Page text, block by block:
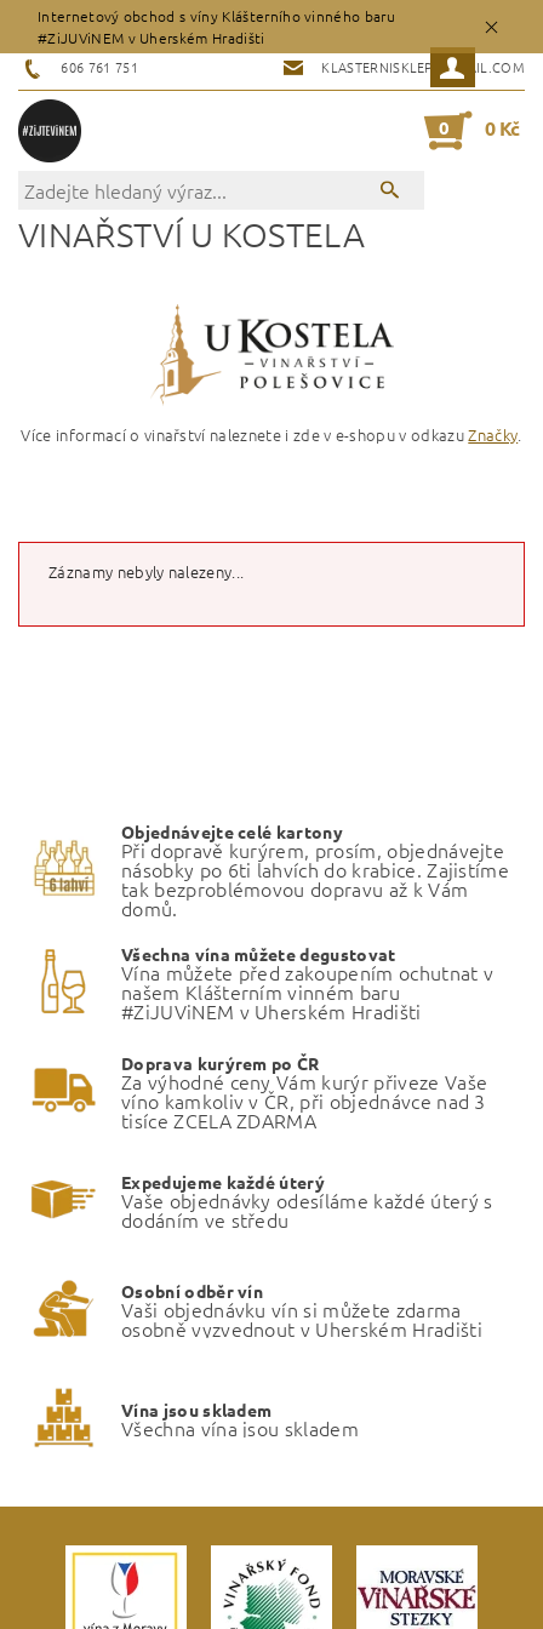
Internetový obchod s víny Klášterního vinného baru
#ZiJUViNEM v Uherském Hradišti
606 761 751
KLASTERNISKLEP@GMAIL.COM
0 0 Kč
VINAŘSTVÍ U KOSTELA
Více informací o vinařství naleznete i zde v e-shopu v odkazuZnačky.
Záznamy nebyly nalezeny...
Objednávejte celé kartony
Při dopravě kurýrem, prosím, objednávejte
násobky po 6ti lahvích do krabice. Zajistíme
tak bezproblémovou dopravu až k Vám
domů.
Všechna vína můžete degustovat
Vína můžete před zakoupením ochutnat v
našem Klášterním vinném baru
#ZiJUViNEM v Uherském Hradišti
Doprava kurýrem po ČR
Za výhodné ceny Vám kurýr přiveze Vaše
víno kamkoliv v ČR, při objednávce nad 3
tisíce ZCELA ZDARMA
Expedujeme každé úterý
Vaše objednávky odesíláme každé úterý s
dodáním ve středu
Osobní odběr vín
Vaši objednávku vín si můžete zdarma
osobně vyzvednout v Uherském Hradišti
Vína jsou skladem
Všechna vína jsou skladem